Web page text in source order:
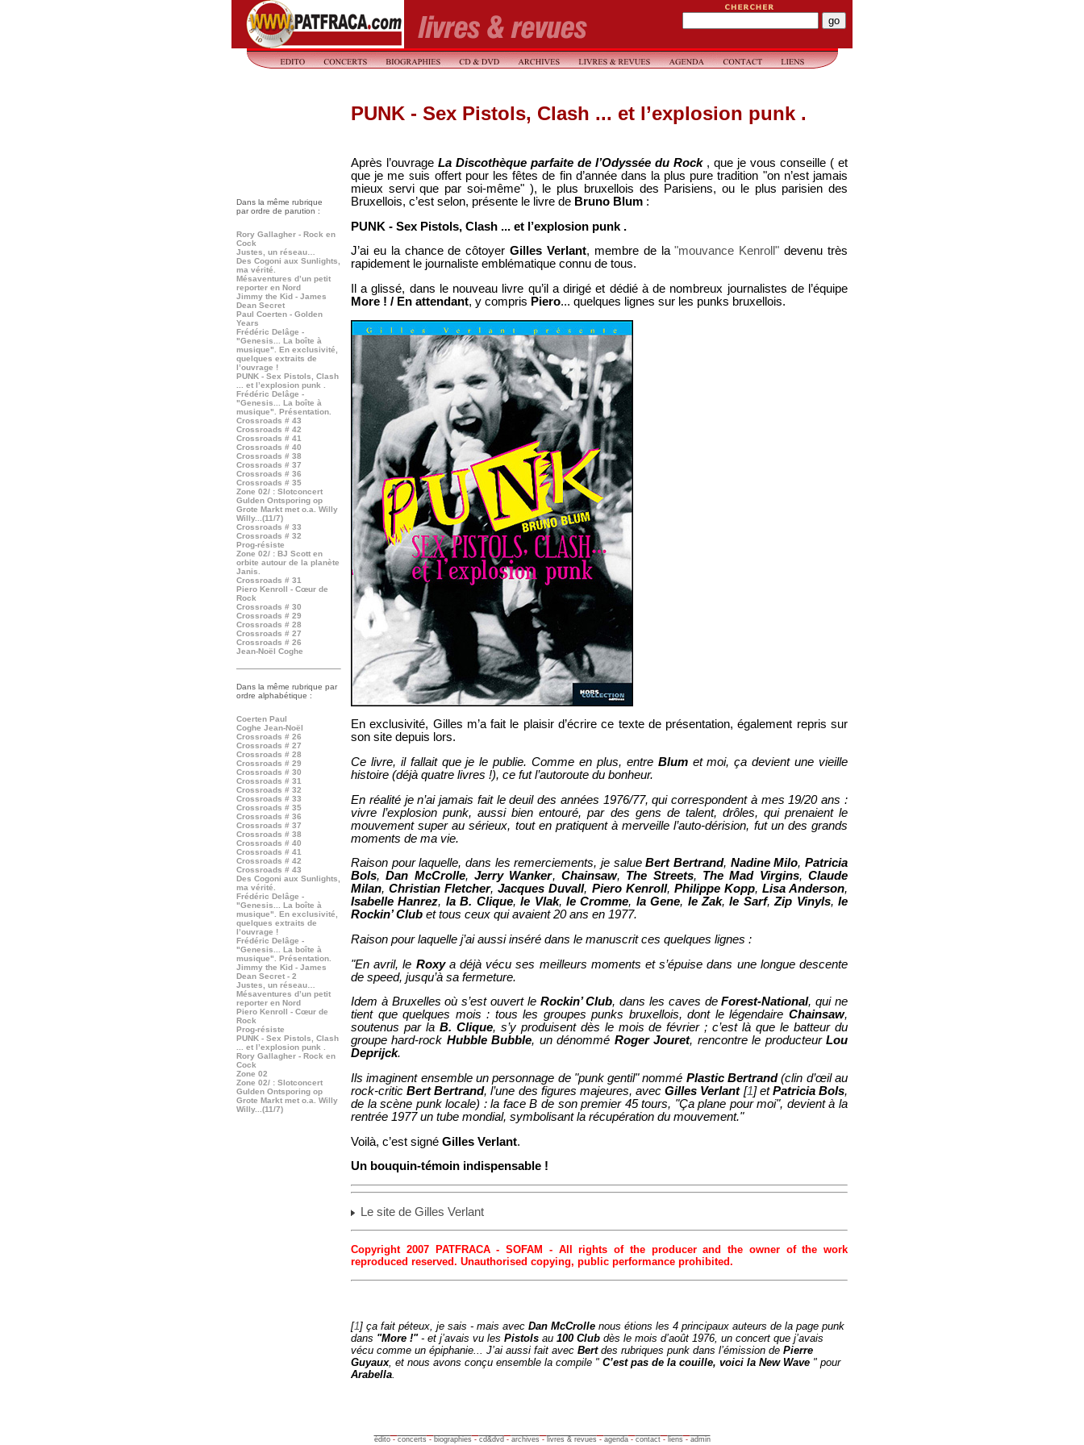
Dans la même rubrique
par ordre de parution :
Rory Gallagher - Rock en
Cock
Justes, un réseau…
Des Cogoni aux Sunlights,
ma vérité.
Mésaventures d’un petit
reporter en Nord
Jimmy the Kid - James
Dean Secret
Paul Coerten - Golden
Years
Frédéric Delâge -
"Genesis... La boîte à
musique". En exclusivité,
quelques extraits de
l’ouvrage !
PUNK - Sex Pistols, Clash
... et l’explosion punk .
Frédéric Delâge -
"Genesis... La boîte à
musique". Présentation.
Crossroads # 43
Crossroads # 42
Crossroads # 41
Crossroads # 40
Crossroads # 38
Crossroads # 37
Crossroads # 36
Crossroads # 35
Zone 02/ : Slotconcert
Gulden Ontsporing op
Grote Markt met o.a. Willy
Willy...(11/7)
Crossroads # 33
Crossroads # 32
Prog-résiste
Zone 02/ : BJ Scott en
orbite autour de la planète
Janis.
Crossroads # 31
Piero Kenroll - Cœur de
Rock
Crossroads # 30
Crossroads # 29
Crossroads # 28
Crossroads # 27
Crossroads # 26
Jean-Noël Coghe
Dans la même rubrique par
ordre alphabétique :
Coerten Paul
Coghe Jean-Noël
Crossroads # 26
Crossroads # 27
Crossroads # 28
Crossroads # 29
Crossroads # 30
Crossroads # 31
Crossroads # 32
Crossroads # 33
Crossroads # 35
Crossroads # 36
Crossroads # 37
Crossroads # 38
Crossroads # 40
Crossroads # 41
Crossroads # 42
Crossroads # 43
Des Cogoni aux Sunlights,
ma vérité.
Frédéric Delâge -
"Genesis... La boîte à
musique". En exclusivité,
quelques extraits de
l’ouvrage !
Frédéric Delâge -
"Genesis... La boîte à
musique". Présentation.
Jimmy the Kid - James
Dean Secret - 2
Justes, un réseau…
Mésaventures d’un petit
reporter en Nord
Piero Kenroll - Cœur de
Rock
Prog-résiste
PUNK - Sex Pistols, Clash
... et l’explosion punk .
Rory Gallagher - Rock en
Cock
Zone 02
Zone 02/ : Slotconcert
Gulden Ontsporing op
Grote Markt met o.a. Willy
Willy...(11/7)
PUNK - Sex Pistols, Clash ... et l’explosion punk .
Après l’ouvrage La Discothèque parfaite de l’Odyssée du Rock , que je vous conseille ( et
que je me suis offert pour les fêtes de fin d’année dans la plus pure tradition "on n’est jamais
mieux servi que par soi-même" ), le plus bruxellois des Parisiens, ou le plus parisien des
Bruxellois, c’est selon, présente le livre de Bruno Blum :
PUNK - Sex Pistols, Clash ... et l’explosion punk .
J’ai eu la chance de côtoyerGilles Verlant, membre de la"mouvance Kenroll" devenu très
rapidement le journaliste emblématique connu de tous.
Il a glissé, dans le nouveau livre qu’il a dirigé et dédié à de nombreux journalistes de l’équipe
More ! / En attendant, y compris Piero... quelques lignes sur les punks bruxellois.
En exclusivité, Gilles m’a fait le plaisir d’écrire ce texte de présentation, également repris sur
son site depuis lors.
Ce livre, il fallait que je le publie. Comme en plus, entre Blumet moi, ça devient une vieille
histoire (déjà quatre livres !), ce fut l’autoroute du bonheur.
En réalité je n’ai jamais fait le deuil des années 1976/77, qui correspondent à mes 19/20 ans :
vivre l’explosion punk, aussi bien entouré, par des gens de talent, drôles, qui prenaient le
mouvement super au sérieux, tout en pratiquent à merveille l’auto-dérision, fut un des grands
moments de ma vie.
Raison pour laquelle, dans les remerciements, je salueBert Bertrand, Nadine Milo,Patricia
Bols,Dan McCrolle,Jerry Wanker, Chainsaw, The Streets, The Mad Virgins,Claude
Milan,Christian Fletcher,Jacques Duvall, Piero Kenroll, Philippe Kopp, Lisa Anderson,
Isabelle Hanrez, la B. Clique,le Vlak, le Cromme, la Gene, le Zak,le Sarf,Zip Vinyls,le
Rockin’ Club et tous ceux qui avaient 20 ans en 1977.
Raison pour laquelle j’ai aussi inséré dans le manuscrit ces quelques lignes :
"En avril, le Roxya déjà vécu ses meilleurs moments et s’épuise dans une longue descente
de speed, jusqu’à sa fermeture.
Idem à Bruxelles où s’est ouvert le Rockin’ Club, dans les caves deForest-National, qui ne
tient que quelques mois : tous les groupes punks bruxellois, dont le légendaire Chainsaw,
soutenus par la B. Clique, s’y produisent dès le mois de février ; c’est là que le batteur du
groupe hard-rock Hubble Bubble, un dénommé Roger Jouret, rencontre le producteurLou
Deprijck.
Ils imaginent ensemble un personnage de "punk gentil" nommé Plastic Bertrand(clin d’œil au
rock-criticBert Bertrand, l’une des figures majeures, avecGilles Verlant[1]etPatricia Bols,
de la scène punk locale) : la face B de son premier 45 tours, "Ça plane pour moi", devient à la
rentrée 1977 un tube mondial, symbolisant la récupération du mouvement."
Voilà, c’est signé Gilles Verlant.
Un bouquin-témoin indispensable !
Le site de Gilles Verlant
Copyright 2007 PATFRACA - SOFAM - All rights of the producer and the owner of the work
reproduced reserved. Unauthorised copying, public performance prohibited.
[1] ça fait péteux, je sais - mais avec Dan McCrolle nous étions les 4 principaux auteurs de la page punk
dans "More !"- et j’avais vu les Pistols au 100 Club dès le mois d’août 1976, un concert que j’avais
vécu comme un épiphanie... J’ai aussi fait avec Bertdes rubriques punk dans l’émission de Pierre
Guyaux, et nous avons conçu ensemble la compile " C’est pas de la couille, voici la New Wave " pour
Arabella.
édito- concerts - biographies - cd&dvd - archives - livres & revues - agenda- contact- liens - admin